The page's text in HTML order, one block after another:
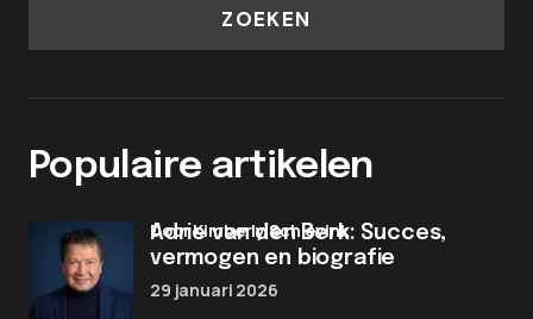
ZOEKEN
Populaire artikelen
Adrie van den Berk: Succes,
vermogen en biografie
door Kimberly Schievink
29 januari 2026